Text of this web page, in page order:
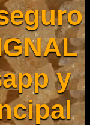
y